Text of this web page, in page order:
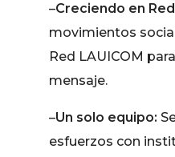
–Creciendo en
movimientos
Red LAUICOM
mensaje.
–Un solo equipo:
esfuerzos con